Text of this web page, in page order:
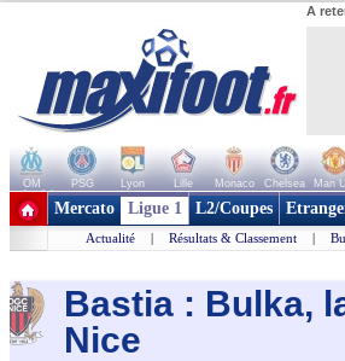
A
OM PSG Lyon Lille Monaco Chelsea Man
+ de clubs
Mercato Ligue 1 L2/Coupes
Actualité | Résultats & Classement |
Bastia : Bulka,
Nice